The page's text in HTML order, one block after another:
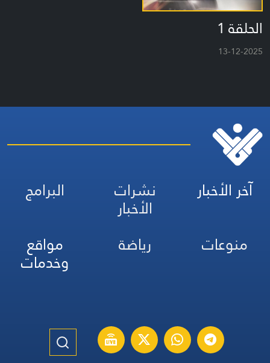
الحلقة 1
13-12-2025
آخر الأخبار نشرات
الأخبار
البرامج
منوعات
رياضة مواقع
وخدمات